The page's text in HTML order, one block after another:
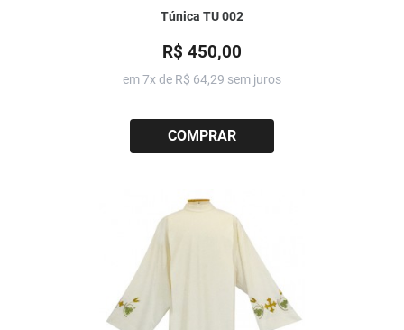
Túnica TU 002
R$ 450,00
em 7x de R$ 64,29 sem juros